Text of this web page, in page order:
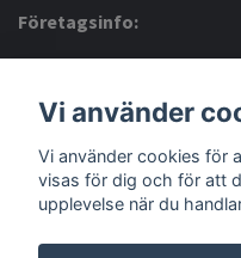
Företagsinfo:
Sociala medier
Vi använder
Vi använder cookies för
visas för dig och för att
upplevelse när du